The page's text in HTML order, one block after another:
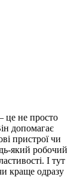
це не просто
допомагає
пристрої чи
який робочий
І тут
краще одразу